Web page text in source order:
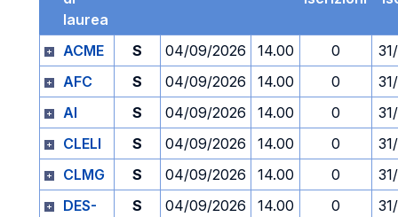
laurea
ACME S 04/09/2026 14.00 0
AFC
S 04/09/2026 14.00 0
AI
S 04/09/2026 14.00 0
CLELI
S 04/09/2026 14.00 0
CLMG
S 04/09/2026 14.00 0
DES-
S 04/09/2026 14.00 0